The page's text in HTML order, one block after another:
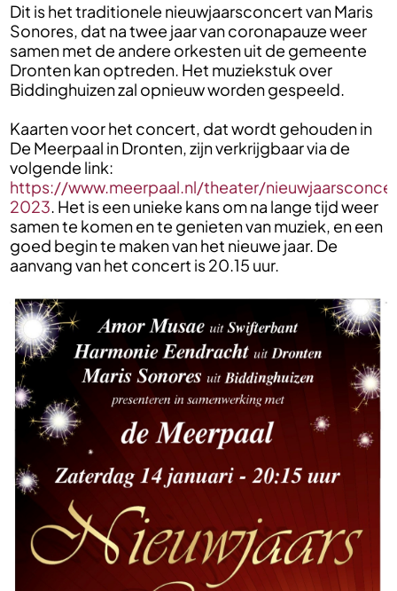
Dit is het traditionele nieuwjaarsconcert van Maris
Sonores, dat na twee jaar van coronapauze weer
samen met de andere orkesten uit de gemeente
Dronten kan optreden. Het muziekstuk over
Biddinghuizen zal opnieuw worden gespeeld.
Kaarten voor het concert, dat wordt gehouden in
De Meerpaal in Dronten, zijn verkrijgbaar via de
volgende link:
https://www.meerpaal.nl/theater/
2023. Het is een unieke kans om na lange tijd weer
samen te komen en te genieten van muziek, en een
goed begin te maken van het nieuwe jaar. De
aanvang van het concert is 20.15 uur.